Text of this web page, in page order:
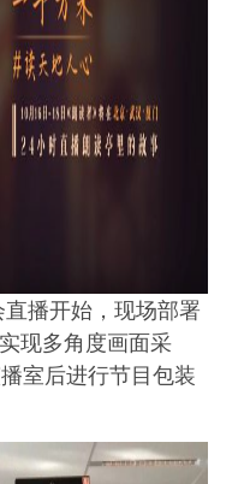
播开始，现场部署
现多角度画面采
室后进行节目包装